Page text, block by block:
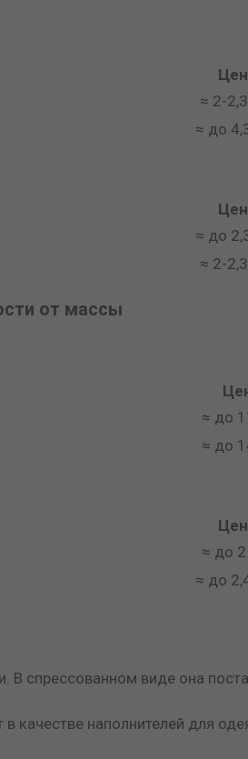
≈ 2-
≈ до
≈ до
≈ 2-
от массы
≈ до
≈ до
≈ до 2
≈ до
спрессованном виде она
качестве наполнителей для